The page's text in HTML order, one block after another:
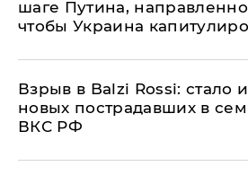
шаге Путина,
чтобы Украина
Взрыв в Balzi Rossi: стало
новых пострадавших в
ВКС РФ